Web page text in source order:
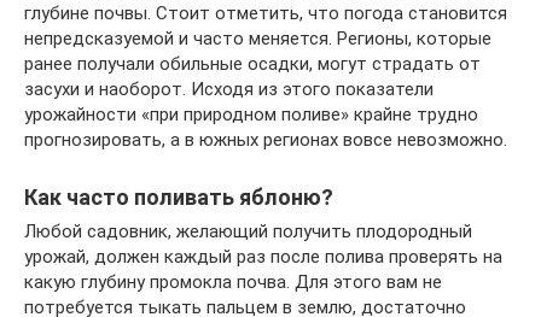
глубине почвы. Стоит отметить, что погода становится
непредсказуемой и часто меняется. Регионы, которые
ранее получали обильные осадки, могут страдать от
засухи и наоборот. Исходя из этого показатели
урожайности «при природном поливе» крайне трудно
прогнозировать, а в южных регионах вовсе невозможно.
Как часто поливать яблоню?
Любой садовник, желающий получить плодородный
урожай, должен каждый раз после полива проверять на
какую глубину промокла почва. Для этого вам не
потребуется тыкать пальцем в землю, достаточно